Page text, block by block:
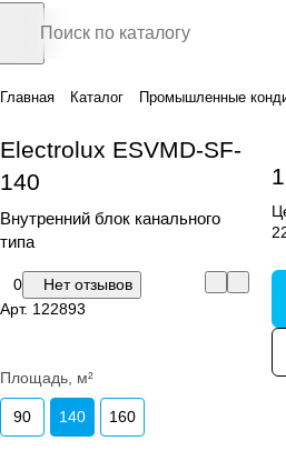
Главная Каталог Промышленные
Electrolux ESVMD-SF-
140
Внутренний блок канального
типа
0
Нет отзывов
Арт. 122893
Площадь, м²
90 140 160